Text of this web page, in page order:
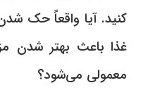
کنید. آیا واقعاً حک
غذا باعث بهتر شدن
معمولی می‌شود؟